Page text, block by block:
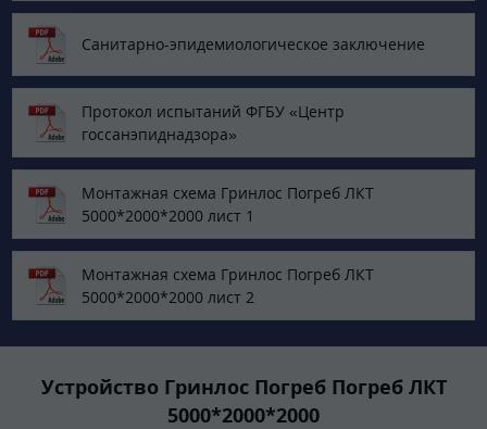
Санитарно-эпидемиологическое заключение
Протокол испытаний ФГБУ «‎Центр
госсанэпиднадзора»
Монтажная схема Гринлос Погреб ЛКТ
5000*2000*2000 лист 1
Монтажная схема Гринлос Погреб ЛКТ
5000*2000*2000 лист 2
Устройство Гринлос Погреб Погреб ЛКТ
5000*2000*2000